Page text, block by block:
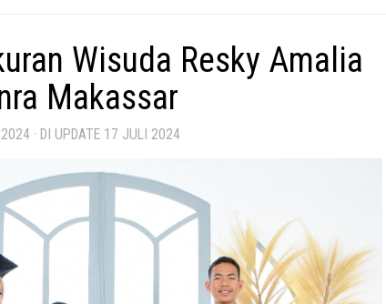
Wisuda Resky Amalia
Makassar
· DI UPDATE 17 JULI 2024